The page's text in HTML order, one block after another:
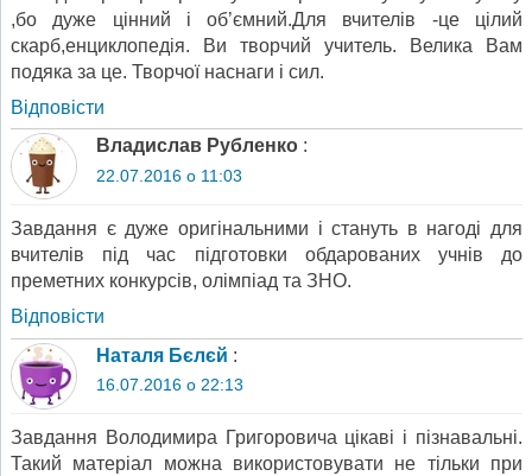
,бо дуже цінний і об’ємний.Для вчителів -це цілий
скарб,енциклопедія. Ви творчий учитель. Велика Вам
подяка за це. Творчої наснаги і сил.
Відповіcти
Владислав Рубленко :
22.07.2016 о 11:03
Завдання є дуже оригінальними і стануть в нагоді для
вчителів під час підготовки обдарованих учнів до
преметних конкурсів, олімпіад та ЗНО.
Відповіcти
Наталя Бєлєй :
16.07.2016 о 22:13
Завдання Володимира Григоровича цікаві і пізнавальні.
Такий матеріал можна використовувати не тільки при